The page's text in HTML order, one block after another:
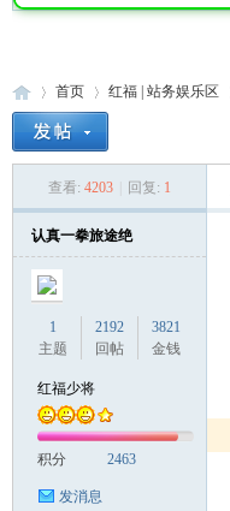
首页
›
红福 | 站务娱乐区
查看: 4203 回复: 1
认真一拳旅途绝
1
主题
2192
回帖
3821
金钱
红福少将
积分 2463
发消息